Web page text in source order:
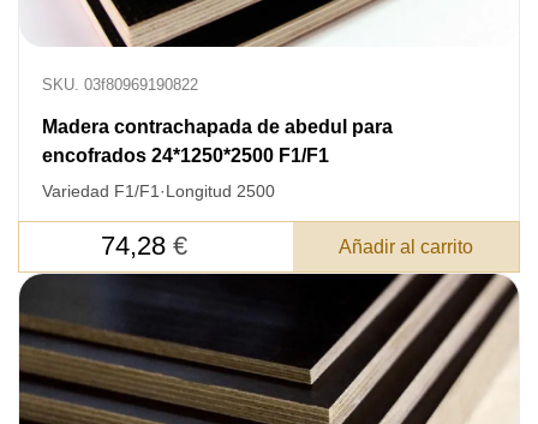
SKU. 03f80969190822
Madera contrachapada de abedul para
encofrados 24*1250*2500 F1/F1
Variedad F1/F1 ·Longitud 2500
74,28 € Añadir al carrito